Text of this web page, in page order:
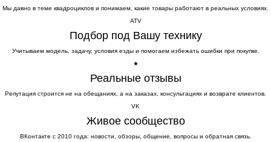
Мы давно в теме квадроциклов и понимаем, какие товары работают в реальных условиях.
ATV
Подбор под Вашу технику
Учитываем модель, задачу, условия езды и помогаем избежать ошибки при покупке.
★
Реальные отзывы
Репутация строится не на обещаниях, а на заказах, консультациях и возврате клиентов.
VK
Живое сообщество
ВКонтакте с 2010 года: новости, обзоры, общение, вопросы и обратная связь.